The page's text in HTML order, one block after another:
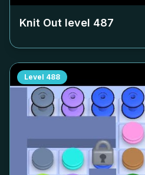
Knit Out level 487
Level 488